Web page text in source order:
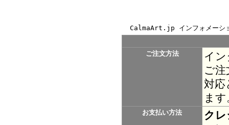
CalmaArt.jp インフォメーシ
ご注文方法
イ
ご
対
ま
お支払い方法
ク